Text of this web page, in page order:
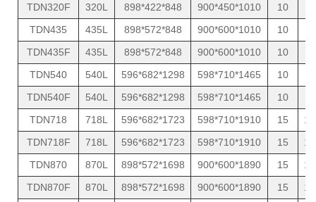
TDN320F
320L 898*422*848 900*450*1010 10
TDN435
435L 898*572*848 900*600*1010 10
TDN435F
435L 898*572*848 900*600*1010 10
TDN540
540L 596*682*1298 598*710*1465 10
TDN540F
540L 596*682*1298 598*710*1465 10
TDN718
718L 596*682*1723 598*710*1910 15
TDN718F
718L 596*682*1723 598*710*1910 15
TDN870
870L 898*572*1698 900*600*1890 15
TDN870F
870L 898*572*1698 900*600*1890 15